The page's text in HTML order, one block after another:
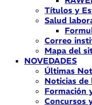
Títulos y
Salud
Correo
Mapa del
NOVEDADES
Últimas
Noticias de
Formación
Concursos